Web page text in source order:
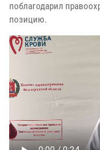
поблагодарил
позицию.